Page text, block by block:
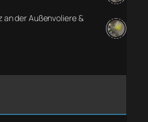
der Außenvoliere &